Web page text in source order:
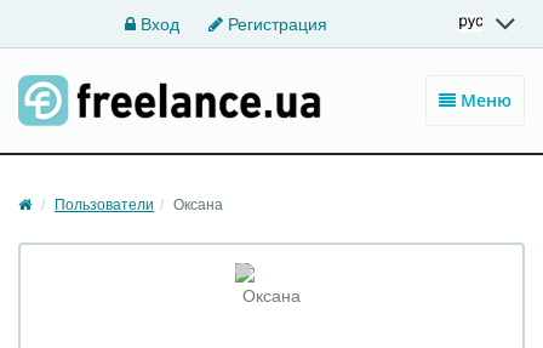
Вход Регистрация
Меню
Пользователи Оксана